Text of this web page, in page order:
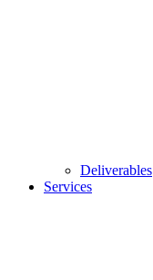
Deliverables
Services